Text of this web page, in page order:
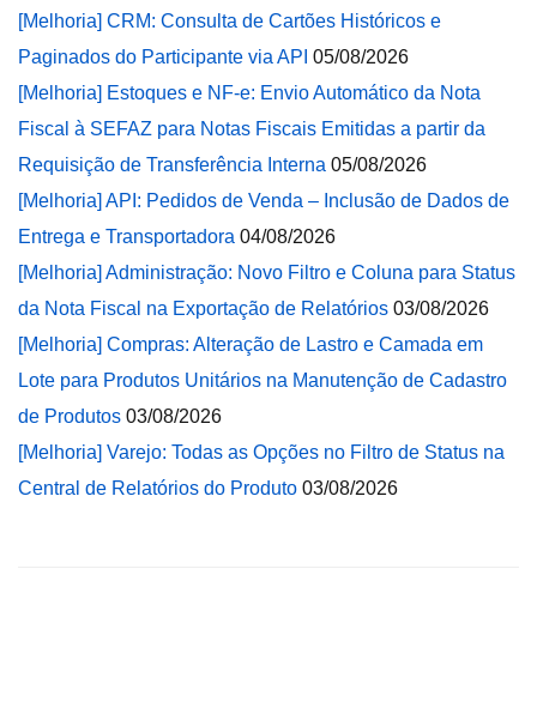
[Melhoria] CRM: Consulta de Cartões Históricos e
Paginados do Participante via API 05/08/2026
[Melhoria] Estoques e NF-e: Envio Automático da Nota
Fiscal à SEFAZ para Notas Fiscais Emitidas a partir da
Requisição de Transferência Interna 05/08/2026
[Melhoria] API: Pedidos de Venda – Inclusão de Dados de
Entrega e Transportadora 04/08/2026
[Melhoria] Administração: Novo Filtro e Coluna para Status
da Nota Fiscal na Exportação de Relatórios 03/08/2026
[Melhoria] Compras: Alteração de Lastro e Camada em
Lote para Produtos Unitários na Manutenção de Cadastro
de Produtos 03/08/2026
[Melhoria] Varejo: Todas as Opções no Filtro de Status na
Central de Relatórios do Produto 03/08/2026